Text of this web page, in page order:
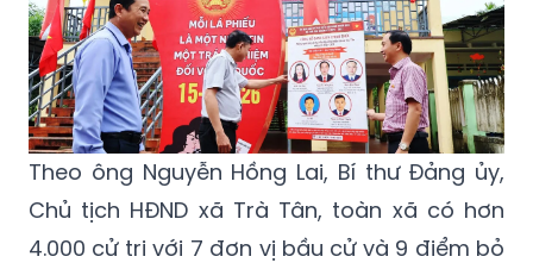
Theo ông Nguyễn Hồng Lai, Bí thư Đảng ủy,
Chủ tịch HĐND xã Trà Tân, toàn xã có hơn
4.000 cử tri với 7 đơn vị bầu cử và 9 điểm bỏ